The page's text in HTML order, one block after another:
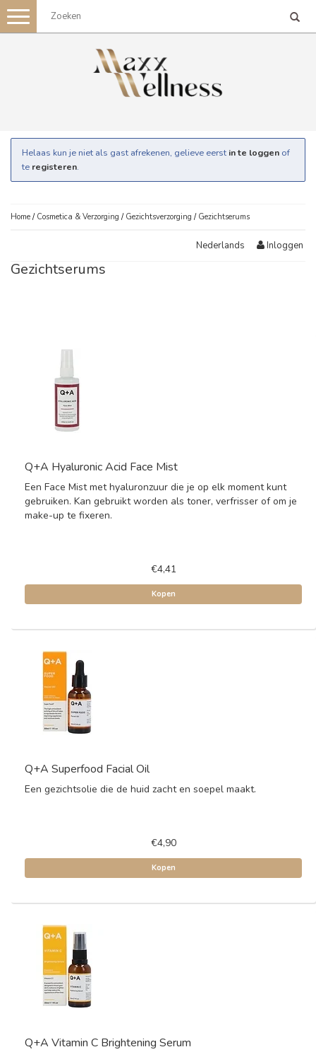
Toggle
navigation
Helaas kun je niet als gast afrekenen, gelieve eerst in te loggen of
te registeren.
Home / Cosmetica & Verzorging / Gezichtsverzorging / Gezichtserums
Nederlands Inloggen
Gezichtserums
Q+A Hyaluronic Acid Face Mist
Een Face Mist met hyaluronzuur die je op elk moment kunt
gebruiken. Kan gebruikt worden als toner, verfrisser of om je
make-up te fixeren.
€4,41
Kopen
Q+A Superfood Facial Oil
Een gezichtsolie die de huid zacht en soepel maakt.
€4,90
Kopen
Q+A Vitamin C Brightening Serum